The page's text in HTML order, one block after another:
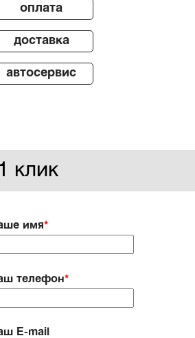
оплата
доставка
автосервис
клик
имя*
телефон*
E-mail